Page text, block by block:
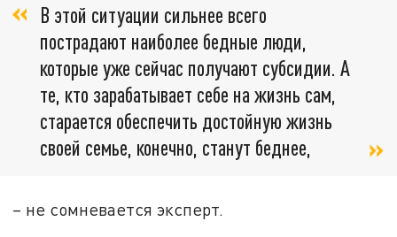
В этой ситуации сильнее всего
пострадают наиболее бедные люди,
которые уже сейчас получают субсидии. А
те, кто зарабатывает себе на жизнь сам,
старается обеспечить достойную жизнь
своей семье, конечно, станут беднее,
– не сомневается эксперт.